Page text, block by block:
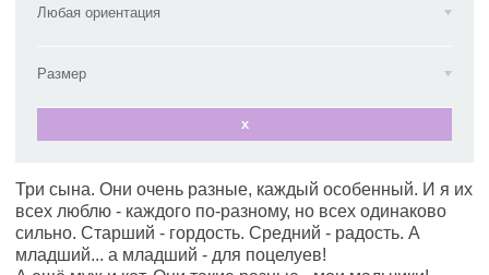
Любая ориентация
Размер
x
Три сына. Они очень разные, каждый особенный. И я их
всех люблю - каждого по-разному, но всех одинаково
сильно. Старший - гордость. Средний - радость. А
младший... а младший - для поцелуев!